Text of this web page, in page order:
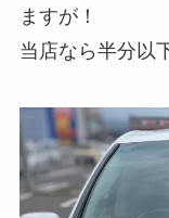
ますが！
当店なら半分以